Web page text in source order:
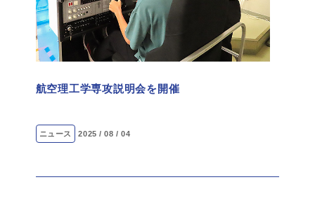
航空理工学専攻説明会を開催
ニュース 2025 / 08 / 04